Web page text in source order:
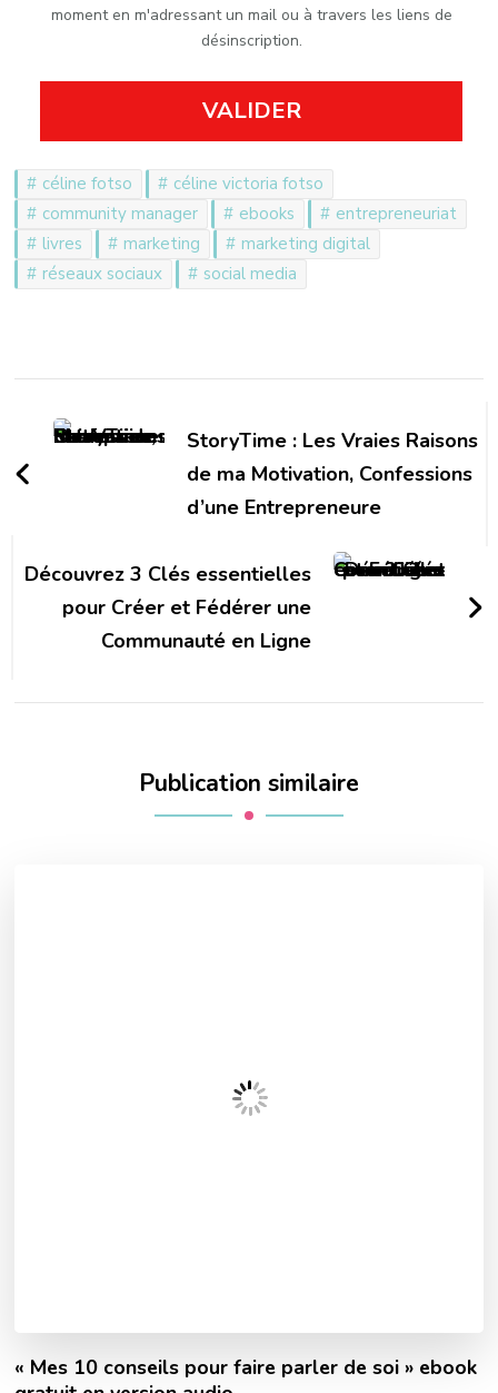
moment en m'adressant un mail ou à travers les liens de
désinscription.
VALIDER
céline fotso
céline victoria fotso
community manager
ebooks
entrepreneuriat
livres
marketing
marketing digital
réseaux sociaux
social media
d'article
StoryTime : Les Vraies Raisons
de ma Motivation, Confessions
d’une Entrepreneure
Découvrez 3 Clés essentielles
pour Créer et Fédérer une
Communauté en Ligne
Publication similaire
« Mes 10 conseils pour faire parler de soi » ebook